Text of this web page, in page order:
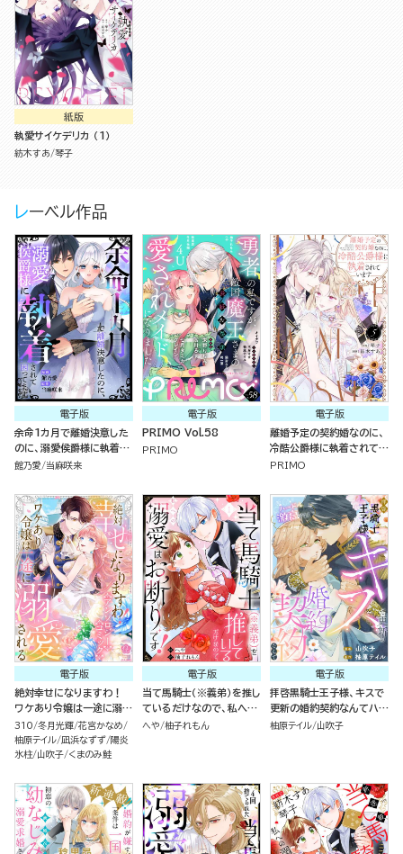
紙版
執愛サイケデリカ （1）
紡木すあ 琴子
レーベル作品
電子版
余命1カ月で離婚決意した
のに、溺愛侯爵様に執着さ
れて困ってます（単話版）
館乃愛 当麻咲来
電子版
PRIMO Vol.58
PRIMO
電子版
離婚予定の契約婚なのに、
冷酷公爵様に執着されてい
ます （5）
PRIMO
電子版
絶対幸せになりますわ！
ワケあり令嬢は一途に溺愛
される アンソロジーコミッ
ク
310 冬月光輝 花宮かなめ
柚原テイル
凪浜なずず 陽炎
氷柱 山吹子 くまのみ鮭
電子版
当て馬騎士（※義弟）を推し
ているだけなので、私への
溺愛はお断りです！（分冊
へや 柚子れもん
電子版
拝啓黒騎士王子様、キスで
更新の婚約契約なんてハー
ドル激高です！（単話版）
柚原テイル 山吹子